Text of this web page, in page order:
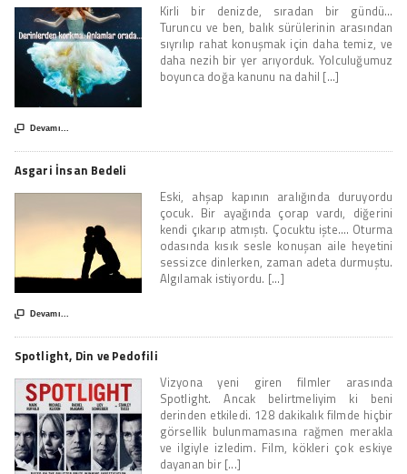
Kirli bir denizde, sıradan bir gündü…
Turuncu ve ben, balık sürülerinin arasından
sıyrılıp rahat konuşmak için daha temiz, ve
daha nezih bir yer arıyorduk. Yolculuğumuz
boyunca doğa kanunu na dahil [...]
 Devamı...
Asgari İnsan Bedeli
Eski, ahşap kapının aralığında duruyordu
çocuk. Bir ayağında çorap vardı, diğerini
kendi çıkarıp atmıştı. Çocuktu işte…. Oturma
odasında kısık sesle konuşan aile heyetini
sessizce dinlerken, zaman adeta durmuştu.
Algılamak istiyordu. [...]
 Devamı...
Spotlight, Din ve Pedofili
Vizyona yeni giren filmler arasında
Spotlight. Ancak belirtmeliyim ki beni
derinden etkiledi. 128 dakikalık filmde hiçbir
görsellik bulunmamasına rağmen merakla
ve ilgiyle izledim. Film, kökleri çok eskiye
dayanan bir [...]